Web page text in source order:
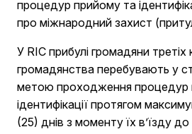
процедур прийому та
про міжнародний захист
У RIC прибулі громадяни
громадянства перебувають у
метою проходження процедур
ідентифікації протягом
(25) днів з моменту їх в’їзду до